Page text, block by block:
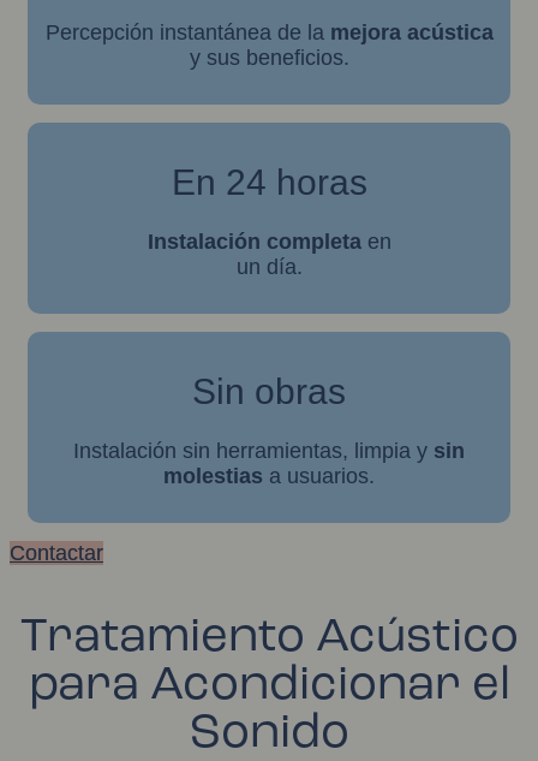
Percepción instantánea de la mejora acústica
y sus beneficios.
En 24 horas
Instalación completaen
un día.
Sin obras
Instalación sin herramientas, limpia y sin
molestias a usuarios.
Contactar
Tratamiento Acústico
para Acondicionar el
Sonido